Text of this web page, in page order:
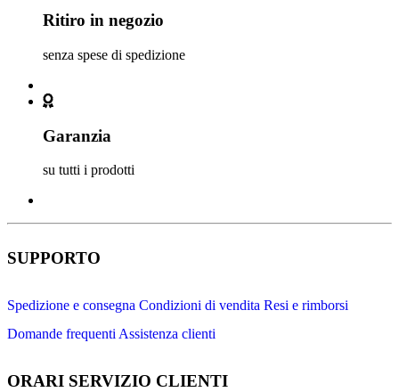
Ritiro in negozio
senza spese di spedizione
Garanzia
su tutti i prodotti
SUPPORTO
Spedizione e consegna Condizioni di vendita Resi e rimborsi
Domande frequenti Assistenza clienti
ORARI SERVIZIO CLIENTI